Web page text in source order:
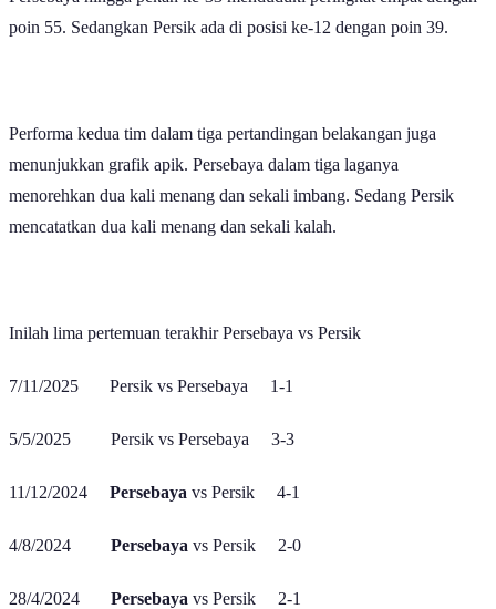
poin 55. Sedangkan Persik ada di posisi ke-12 dengan poin 39.
Performa kedua tim dalam tiga pertandingan belakangan juga
menunjukkan grafik apik. Persebaya dalam tiga laganya
menorehkan dua kali menang dan sekali imbang. Sedang Persik
mencatatkan dua kali menang dan sekali kalah.
Inilah lima pertemuan terakhir Persebaya vs Persik
7/11/2025 Persik vs Persebaya 1-1
5/5/2025 Persik vs Persebaya 3-3
11/12/2024 Persebaya vs Persik 4-1
4/8/2024 Persebaya vs Persik 2-0
28/4/2024 Persebaya vs Persik 2-1